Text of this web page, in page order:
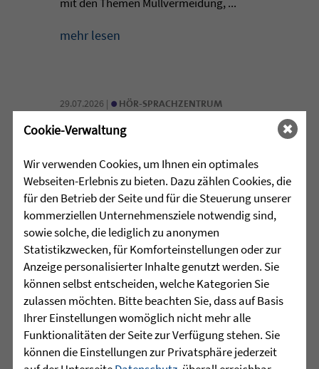
mehr lesen
29.07.2026 | • HÖR-SPRACHZENTRUM
Mutmurmeln und
Rechenmäuse - auf geht´s in
die Schulzeit
Am Mittwoch, 27.07.26 verabschiedete
das Team des Schulkindergartens der
Leopoldschule in Altshausen die
Vorschüler mit einer bunten und
emotionalen ...
mehr lesen
Cookie-Verwaltung
Wir verwenden Cookies, um Ihnen ein optimales
Webseiten-Erlebnis zu bieten. Dazu zählen Cookies, die
für den Betrieb der Seite und für die Steuerung unserer
kommerziellen Unternehmensziele notwendig sind,
sowie solche, die lediglich zu anonymen
Statistikzwecken, für Komforteinstellungen oder zur
Anzeige personalisierter Inhalte genutzt werden. Sie
können selbst entscheiden, welche Kategorien Sie
zulassen möchten. Bitte beachten Sie, dass auf Basis
Ihrer Einstellungen womöglich nicht mehr alle
Funktionalitäten der Seite zur Verfügung stehen. Sie
können die Einstellungen zur Privatsphäre jederzeit